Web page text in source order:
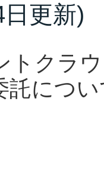
更新)
トクラ
託につ